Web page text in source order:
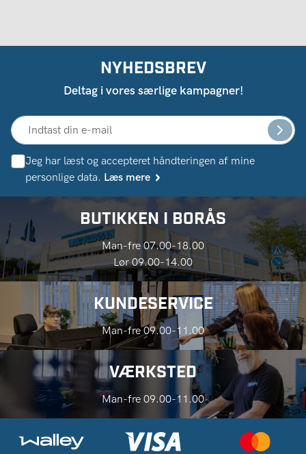
NYHEDSBREV
Deltag i vores særlige kampagner!
Jeg har læst og accepteret håndteringen af ​​mine
personlige data. Læs mere
BUTIKKEN I BORÅS
Man-fre 07.00-18.00
Lør 09.00-14.00
KUNDESERVICE
Man-fre 09.00-11.00
VÆRKSTED
Man-fre 09.00-11.00